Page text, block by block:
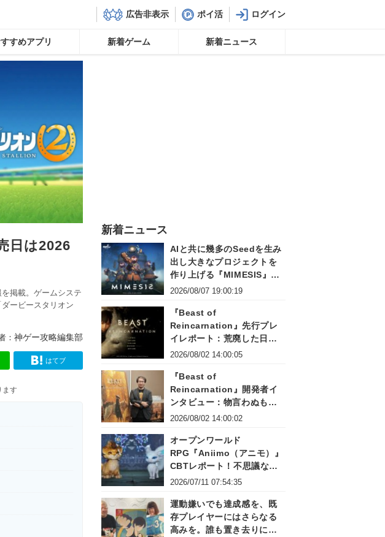
広告非表示 ポイ活
すめアプリ 新着ゲーム 新着ニュース
日は2026
掲載。ゲームシステ
ービースタリオン
神ゲー攻略編集部
はてブ
ます
新着ニュース
AIと共に幾多のSeedを生み
出し大きなプロジェクトを
作り上げる『MIMESIS』開
発秘話トークイベントレポ
2026/08/07 19:00:19
『Beast of
Reincarnation』先行プレ
イレポート：荒廃した日本
で描かれる「1人と1匹」の
連携アクションの魅力
2026/08/02 14:00:05
『Beast of
Reincarnation』開発者イ
ンタビュー：物言わぬもの
同士だからこそ紡げる寂し
2026/08/02 14:00:02
オープンワールド
RPG『Aniimo（アニモ）』
CBTレポート！不思議な生
物アニモとの冒険や調査を
2026/07/11 07:54:35
運動嫌いでも達成感を、既
存プレイヤーにはさらなる
高みを。誰も置き去りにし